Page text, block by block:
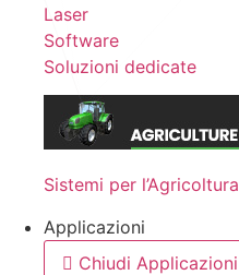
Laser
Software
Soluzioni dedicate
Sistemi per l’Agricoltura
Applicazioni
Chiudi Applicazioni